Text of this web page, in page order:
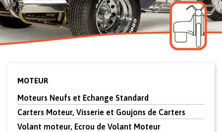
MOTEUR
Moteurs Neufs et Echange Standard
Carters Moteur, Visserie et Goujons de Carters
Volant moteur, Ecrou de Volant Moteur